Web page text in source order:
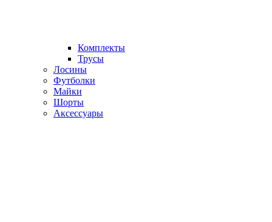
Комплекты
Трусы
Лосины
Футболки
Майки
Шорты
Аксессуары